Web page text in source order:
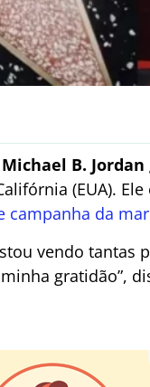
Michael B. Jordan
(EUA).
campanha da
vendo tantas
gratidão”,